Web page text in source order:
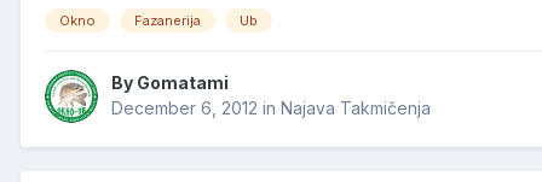
Okno Fazanerija Ub
By Gomatami
December 6, 2012 in Najava Takmičenja